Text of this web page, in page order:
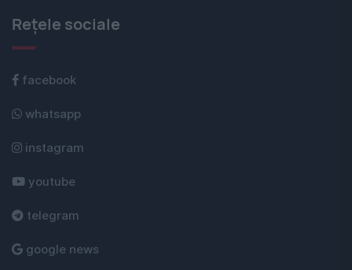
Rețele sociale
facebook
whatsapp
instagram
youtube
telegram
google news